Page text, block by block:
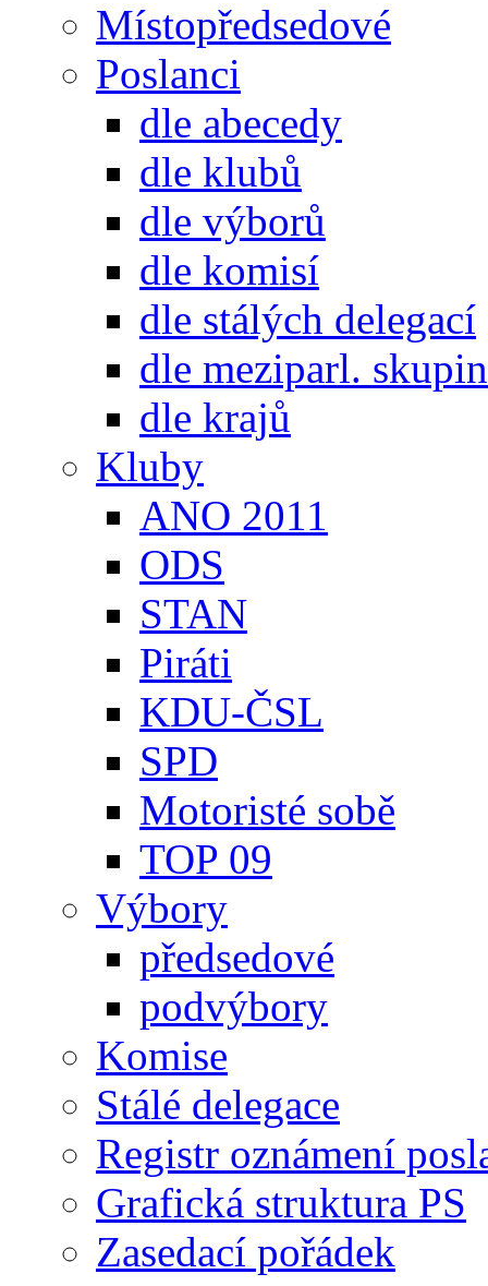
Místopředsedové
Poslanci
dle abecedy
dle klubů
dle výborů
dle komisí
dle stálých delegací
dle meziparl. skupin
dle krajů
Kluby
ANO 2011
ODS
STAN
Piráti
KDU-ČSL
SPD
Motoristé sobě
TOP 09
Výbory
předsedové
podvýbory
Komise
Stálé delegace
Registr oznámení
Grafická struktura PS
Zasedací pořádek